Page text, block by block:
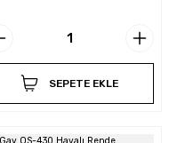
SEPETE EKLE